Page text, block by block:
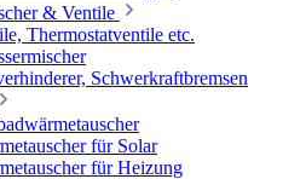
& Ventile
Thermostatventile etc.
Schwerkraftbremsen
für Solar
für Heizung